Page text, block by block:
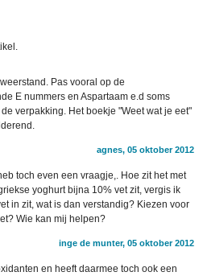
Pas vooral op de
E nummers en Aspartaam e.d soms
verpakking. Het boekje "Weet wat je eet"
agnes, 05 oktober 2012
toch even een vraagje,. Hoe zit het met
yoghurt bijna 10% vet zit, vergis ik
in zit, wat is dan verstandig? Kiezen voor
Wie kan mij helpen?
inge de munter, 05 oktober 2012
en heeft daarmee toch ook een